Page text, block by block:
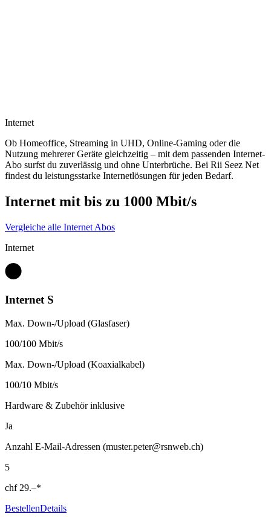
Internet
Ob Homeoffice, Streaming in UHD, Online-Gaming oder die
Nutzung mehrerer Geräte gleichzeitig – mit dem passenden Internet-
Abo surfst du zuverlässig und ohne Unterbrüche. Bei Rii Seez Net
findest du leistungsstarke Internetlösungen für jeden Bedarf.
Internet mit bis zu 1000 Mbit/s
Vergleiche alle Internet Abos
Internet
Internet S
Max. Down-/Upload (Glasfaser)
100/100 Mbit/s
Max. Down-/Upload (Koaxialkabel)
100/10 Mbit/s
Hardware & Zubehör inklusive
Ja
Anzahl E-Mail-Adressen (muster.peter@rsnweb.ch)
5
chf 29.–*
BestellenDetails